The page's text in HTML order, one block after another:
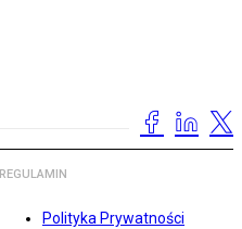
REGULAMIN
Polityka Prywatności